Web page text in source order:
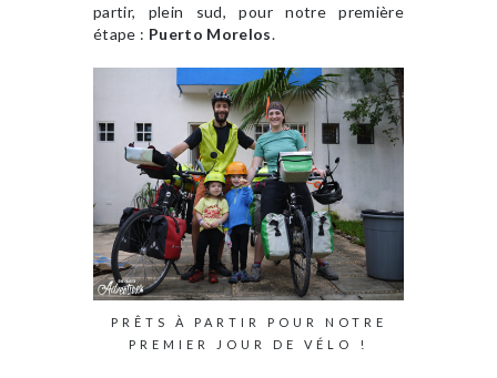
partir, plein sud, pour notre première
étape : Puerto Morelos.
PRÊTS À PARTIR POUR NOTRE
PREMIER JOUR DE VÉLO !